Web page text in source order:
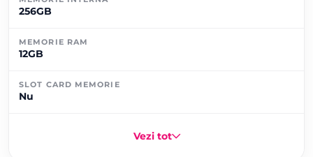
256GB
MEMORIE RAM
12GB
SLOT CARD MEMORIE
Nu
Vezi tot